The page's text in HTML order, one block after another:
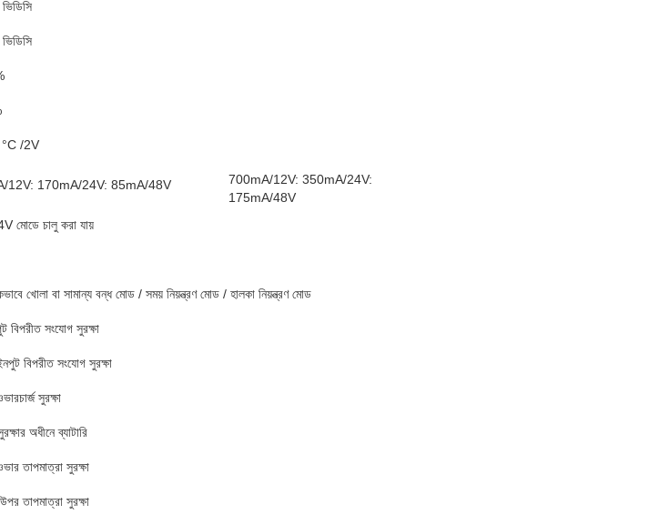
/2V
12V: 170mA/24V: 85mA/48V
700mA/12V: 350mA/24V:
175mA/48V
মোডে চালু করা যায়
খোলা বা সামান্য বন্ধ মোড / সময় নিয়ন্ত্রণ মোড / হালকা নিয়ন্ত্রণ মোড
বিপরীত সংযোগ সুরক্ষা
বিপরীত সংযোগ সুরক্ষা
সুরক্ষা
অধীনে ব্যাটারি
তাপমাত্রা সুরক্ষা
তাপমাত্রা সুরক্ষা